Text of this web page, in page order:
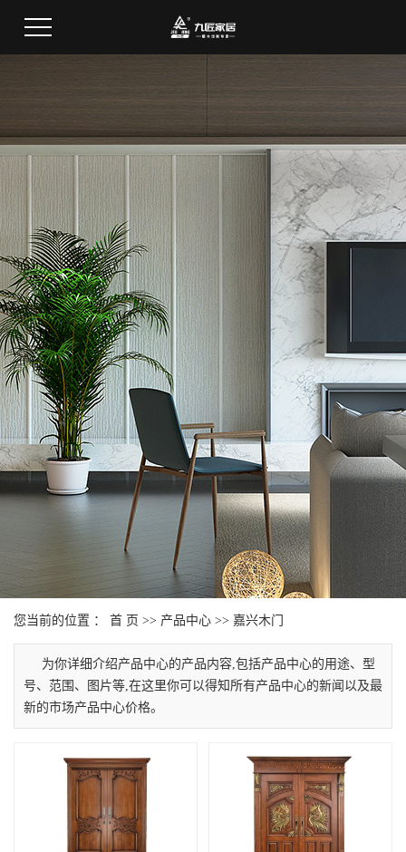
您当前的位置 ： 首 页 >> 产品中心 >> 嘉兴木门
为你详细介绍产品中心的产品内容,包括产品中心的用途、型
号、范围、图片等,在这里你可以得知所有产品中心的新闻以及最
新的市场产品中心价格。